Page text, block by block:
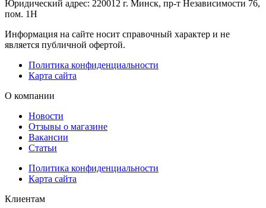
Юридический адрес: 220012 г. Минск, пр-т Независимости 76,
пом. 1Н
Информация на сайте носит справочный характер и не
является публичной офертой.
Политика конфиденциальности
Карта сайта
О компании
Новости
Отзывы о магазине
Вакансии
Статьи
Политика конфиденциальности
Карта сайта
Клиентам